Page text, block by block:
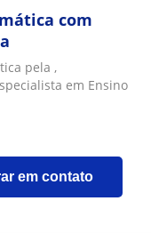
com
pela ,
em Ensino
em contato